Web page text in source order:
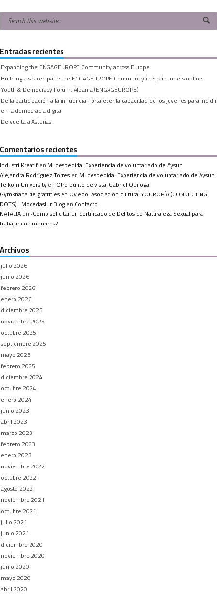
Entradas recientes
Expanding the ENGAGEUROPE Community across Europe
Building a shared path: the ENGAGEUROPE Community in Spain meets online
Youth & Democracy Forum, Albania (ENGAGEUROPE)
De la participación a la influencia: fortalecer la capacidad de los jóvenes para incidir
en la democracia digital
De vuelta a Asturias
Comentarios recientes
Industri Kreatif en Mi despedida: Experiencia de voluntariado de Aysun
Alejandra Rodríguez Torres en Mi despedida: Experiencia de voluntariado de Aysun
Telkom University en Otro punto de vista: Gabriel Quiroga
Gymkhana de graffities en Oviedo. Asociación cultural YOUROPÍA (CONNECTING
DOTS) | Mocedastur Blog en Contacto
NATALIA en ¿Como solicitar un certificado de Delitos de Naturaleza Sexual para
trabajar con menores?
Archivos
julio 2026
junio 2026
febrero 2026
enero 2026
diciembre 2025
noviembre 2025
octubre 2025
septiembre 2025
mayo 2025
febrero 2025
diciembre 2024
octubre 2024
enero 2024
junio 2023
abril 2023
marzo 2023
febrero 2023
enero 2023
noviembre 2022
octubre 2022
agosto 2022
noviembre 2021
octubre 2021
julio 2021
junio 2021
diciembre 2020
noviembre 2020
junio 2020
mayo 2020
abril 2020